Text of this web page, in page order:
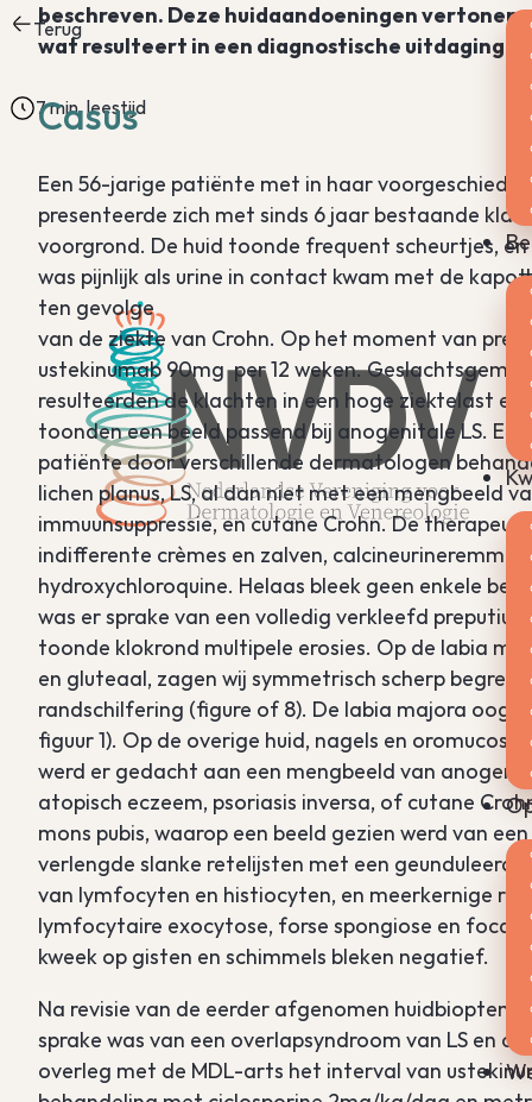
Terug
7 min. leestijd
beschreven. Deze huidaandoeningen
wat resulteert in een diagnostische uitdaging.
Casus
Een 56-jarige patiënte met in haar
presenteerde zich met sinds 6 jaar bestaande
voorgrond. De huid toonde frequent scheurtjes,
was pijnlijk als urine in contact kwam met de
ten gevolge
van de ziekte van Crohn. Op het moment van
ustekinumab 90mg per 12 weken.
resulteerden de klachten in een hoge ziektelast
toonden een beeld passend bij anogenitale LS.
patiënte door verschillende dermatologen
lichen planus, LS, al dan niet met een mengbeeld
immuunsuppressie, en cutane Crohn. De
indifferente crèmes en zalven,
hydroxychloroquine. Helaas bleek geen enkele
was er sprake van een volledig verkleefd
toonde klokrond multipele erosies. Op de labia
en gluteaal, zagen wij symmetrisch scherp
randschilfering (figure of 8). De labia majora
figuur 1). Op de overige huid, nagels en
werd er gedacht aan een mengbeeld van
atopisch eczeem, psoriasis inversa, of cutane
mons pubis, waarop een beeld gezien werd van
verlengde slanke retelijsten met een geunduleerd
van lymfocyten en histiocyten, en meerkernige
lymfocytaire exocytose, forse spongiose en focale
kweek op gisten en schimmels bleken negatief.
Na revisie van de eerder afgenomen huidbiopten,
sprake was van een overlapsyndroom van LS en
overleg met de MDL-arts het interval van